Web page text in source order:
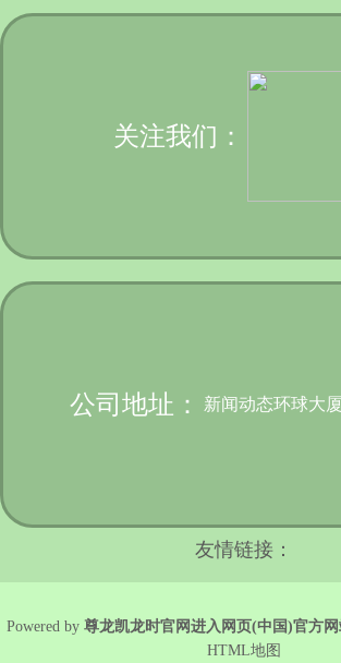
关注我们：
公司地址： 新闻动态环球大
友情链接：
Powered by 尊龙凯龙时官网进入网页(中国)官方网
HTML地图